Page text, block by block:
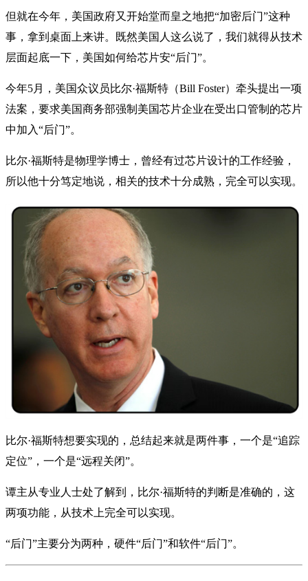
但就在今年，美国政府又开始堂而皇之地把“加密后门”这种
事，拿到桌面上来讲。既然美国人这么说了，我们就得从技术
层面起底一下，美国如何给芯片安“后门”。
今年5月，美国众议员比尔·福斯特（Bill Foster）牵头提出一项
法案，要求美国商务部强制美国芯片企业在受出口管制的芯片
中加入“后门”。
比尔·福斯特是物理学博士，曾经有过芯片设计的工作经验，
所以他十分笃定地说，相关的技术十分成熟，完全可以实现。
比尔·福斯特想要实现的，总结起来就是两件事，一个是“追踪
定位”，一个是“远程关闭”。
谭主从专业人士处了解到，比尔·福斯特的判断是准确的，这
两项功能，从技术上完全可以实现。
“后门”主要分为两种，硬件“后门”和软件“后门”。